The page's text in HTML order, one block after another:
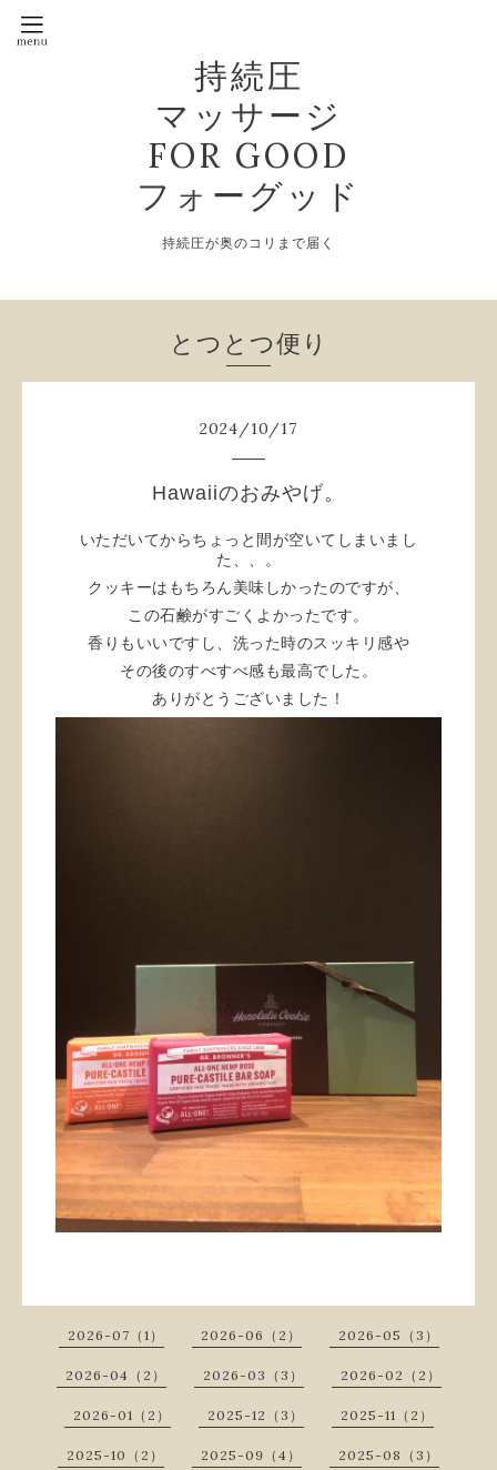
持続圧
マッサージ
FOR GOOD
フォーグッド
持続圧が奥のコリまで届く
とつとつ便り
2024/10/17
Hawaiiのおみやげ。
いただいてからちょっと間が空いてしまいまし
た、、。
クッキーはもちろん美味しかったのですが、
この石鹸がすごくよかったです。
香りもいいですし、洗った時のスッキリ感や
その後のすべすべ感も最高でした。
ありがとうございました！
2026-07（1） 2026-06（2） 2026-05（3）
2026-04（2） 2026-03（3） 2026-02（2）
2026-01（2） 2025-12（3） 2025-11（2）
2025-10（2） 2025-09（4） 2025-08（3）